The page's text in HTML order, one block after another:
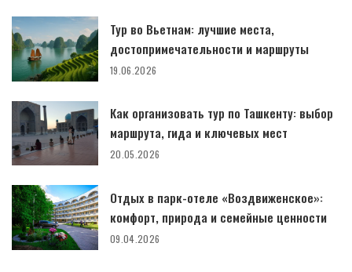
Тур во Вьетнам: лучшие места,
достопримечательности и маршруты
19.06.2026
Как организовать тур по Ташкенту: выбор
маршрута, гида и ключевых мест
20.05.2026
Отдых в парк-отеле «Воздвиженское»:
комфорт, природа и семейные ценности
09.04.2026